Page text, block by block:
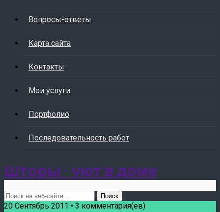
Вопросы-ответы
Карта сайта
Контакты
Мои услуги
Портфолио
Последовательность работ
Шторы - уют в доме
20 Сентябрь 2011 • 3 комментария(ев)